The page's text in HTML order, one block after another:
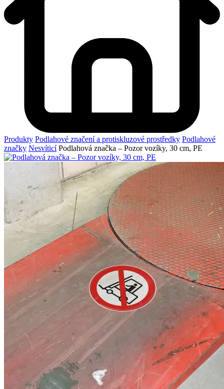
Produkty Podlahové značení a protiskluzové prostředky Podlahové
značky Nesvíticí Podlahová značka – Pozor vozíky, 30 cm, PE